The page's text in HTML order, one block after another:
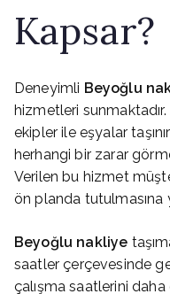
Kapsar?
Deneyimli Beyoğlu
hizmetleri
ekipler ile eşyalar
herhangi bir zarar
Verilen bu hizmet
ön planda tutulmasına
Beyoğlu nakliye
saatler çerçevesinde
çalışma saatlerini